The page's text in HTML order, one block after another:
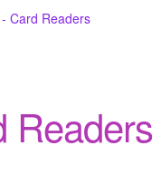
Card Readers
Readers